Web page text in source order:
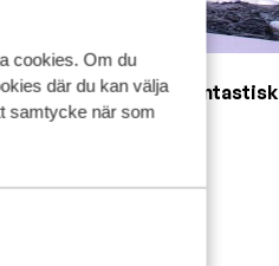
cookies. Om du
där du kan välja
samtycke när som
9 Fantastisk
till lift och centrum